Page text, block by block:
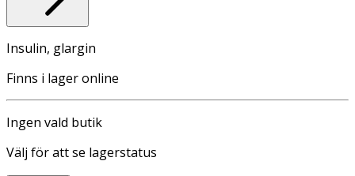
Insulin, glargin
Finns i lager online
Ingen vald butik
Välj för att se lagerstatus